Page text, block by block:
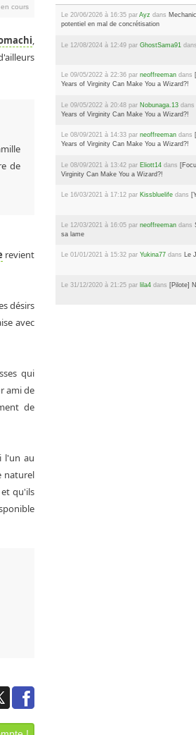
cours
de
revient
désirs
avec
qui
ami de
de
l'un au
naturel
qu'ils
Le 20/06/2026 à 16:35 parAyz dans
potentiel en mal de concrétisation
Le 12/08/2024 à 12:49 parGhostSama91
Le 09/05/2022 à 22:36 parneoffreeman dans
Years of Virginity Can Make You a Wizard?!
Le 09/05/2022 à 20:48 par Nobunaga.13 dans
Years of Virginity Can Make You a Wizard?!
Le 08/09/2021 à 14:33 parneoffreeman dans
Years of Virginity Can Make You a Wizard?!
Le 08/09/2021 à 13:42 par Eliott14 dans
Virginity Can Make You a Wizard?!
Le 16/03/2021 à 17:12 par Kissbluelife dans
Le 12/03/2021 à 16:05 parneoffreeman dans
sa lame
Le 01/01/2021 à 15:32 parYukina77 dans Le
Le 31/12/2020 à 21:25 par lila4 dans [Pilote]